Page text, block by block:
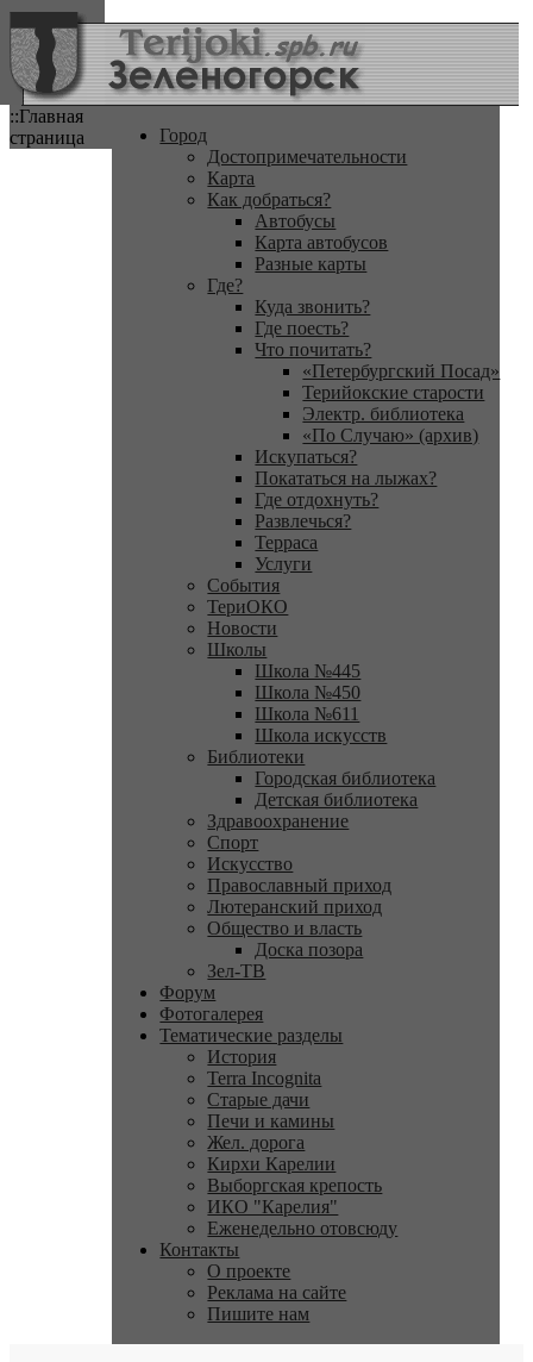
::Главная
страница
Город
Достопримечательности
Карта
Как добраться?
Автобусы
Карта автобусов
Разные карты
Где?
Куда звонить?
Где поесть?
Что почитать?
«Петербургский Посад»
Терийокские старости
Электр. библиотека
«По Случаю» (архив)
Искупаться?
Покататься на лыжах?
Где отдохнуть?
Развлечься?
Терраса
Услуги
События
ТериОКО
Новости
Школы
Школа №445
Школа №450
Школа №611
Школа искусств
Библиотеки
Городская библиотека
Детская библиотека
Здравоохранение
Спорт
Искусство
Православный приход
Лютеранский приход
Общество и власть
Доска позора
Зел-ТВ
Форум
Фотогалерея
Тематические разделы
История
Terra Incognita
Старые дачи
Печи и камины
Жел. дорога
Кирхи Карелии
Выборгская крепость
ИКО "Карелия"
Еженедельно отовсюду
Контакты
О проекте
Реклама на сайте
Пишите нам